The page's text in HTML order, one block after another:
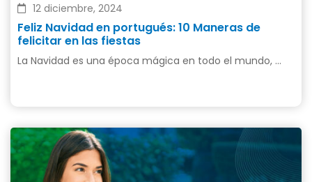
12 diciembre, 2024
Feliz Navidad en portugués: 10 Maneras de
felicitar en las fiestas
La Navidad es una época mágica en todo el mundo, …